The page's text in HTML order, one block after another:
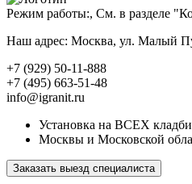
Режим работы:, См. в разделе
Наш адрес: Москва, ул. Малый
+7 (929) 50-11-888
+7 (495) 663-51-48
info@igranit.ru
Установка на ВСЕХ
Москвы и Московской
Заказать выезд специалиста